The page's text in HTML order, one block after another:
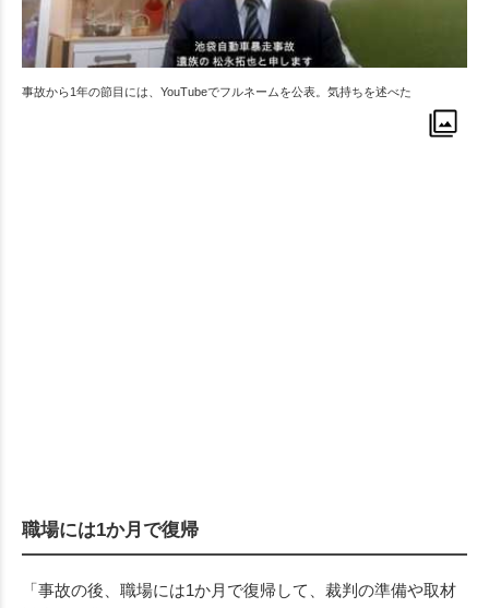
事故から1年の節目には、YouTubeでフルネームを公表。気持ちを述べた
職場には1か月で復帰
「事故の後、職場には1か月で復帰して、裁判の準備や取材